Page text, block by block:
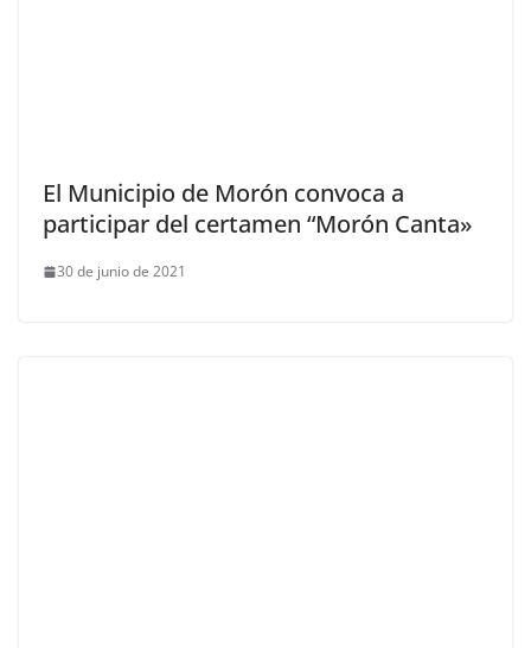
El Municipio de Morón convoca a
participar del certamen “Morón Canta»
30 de junio de 2021